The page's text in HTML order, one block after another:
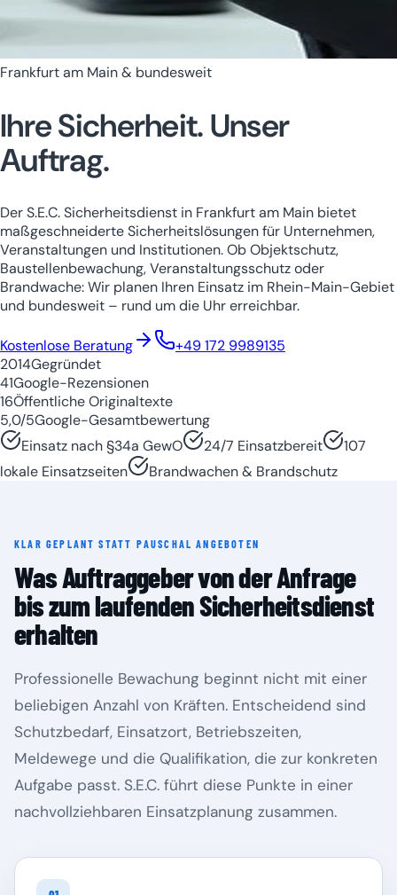
Hessen
Frankfurt am Main & bundesweit
Ihre Sicherheit.Unser
Auftrag.
Der S.E.C. Sicherheitsdienst in Frankfurt am Main bietet
maßgeschneiderte Sicherheitslösungen für Unternehmen,
Veranstaltungen und Institutionen. Ob Objektschutz,
Baustellenbewachung, Veranstaltungsschutz oder
Brandwache: Wir planen Ihren Einsatz im Rhein-Main-Gebiet
und bundesweit – rund um die Uhr erreichbar.
Kostenlose Beratung
+49 172 9989135
2014Gegründet
41Google-Rezensionen
16Öffentliche Originaltexte
5,0/5Google-Gesamtbewertung
Einsatz nach §34a GewO
24/7 Einsatzbereit
107
lokale Einsatzseiten
Brandwachen & Brandschutz
KLAR GEPLANT STATT PAUSCHAL ANGEBOTEN
Was Auftraggeber von der Anfrage
bis zum laufenden Sicherheitsdienst
erhalten
Professionelle Bewachung beginnt nicht mit einer
beliebigen Anzahl von Kräften. Entscheidend sind
Schutzbedarf, Einsatzort, Betriebszeiten,
Meldewege und die Qualifikation, die zur konkreten
Aufgabe passt. S.E.C. führt diese Punkte in einer
nachvollziehbaren Einsatzplanung zusammen.